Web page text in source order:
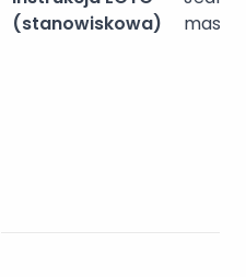
(stanowiskowa)